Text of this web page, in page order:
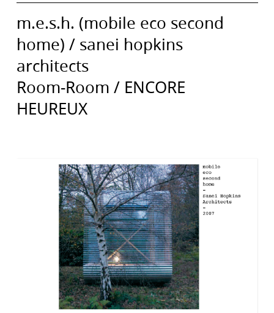
m.e.s.h. (mobile eco second
home) / sanei hopkins
architects
Room-Room / ENCORE
HEUREUX